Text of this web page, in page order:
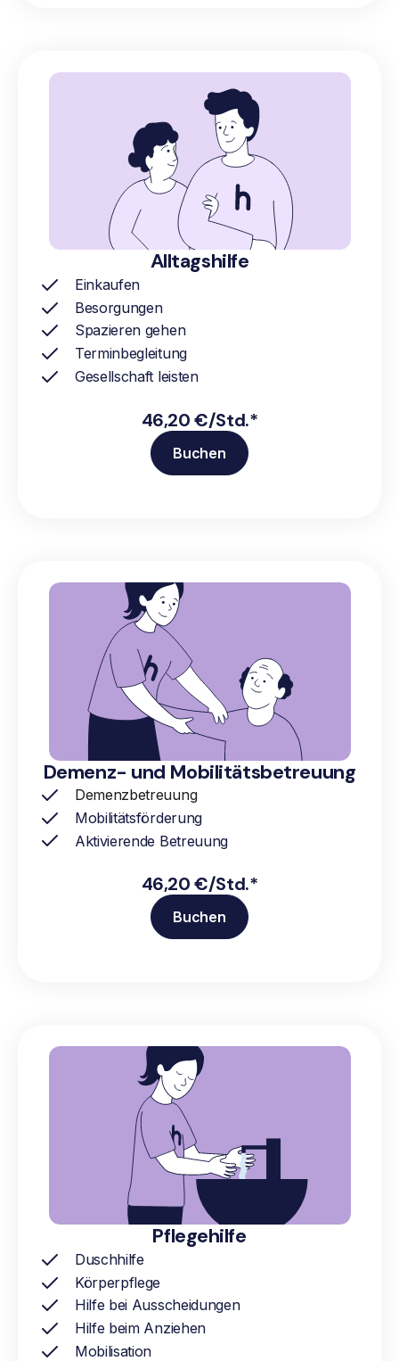
Alltagshilfe
Einkaufen
Besorgungen
Spazieren gehen
Terminbegleitung
Gesellschaft leisten
46,20 €/Std.*
Buchen
Demenz- und Mobilitätsbetreuung
Demenzbetreuung
Mobilitätsförderung
Aktivierende Betreuung
46,20 €/Std.*
Buchen
Pflegehilfe
Duschhilfe
Körperpflege
Hilfe bei Ausscheidungen
Hilfe beim Anziehen
Mobilisation